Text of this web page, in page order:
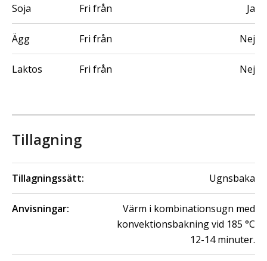
Soja Fri från Ja
Ägg Fri från Nej
Laktos Fri från Nej
Tillagning
Tillagningssätt: Ugnsbaka
Anvisningar:
Värm i kombinationsugn med
konvektionsbakning vid 185 °C
12-14 minuter.